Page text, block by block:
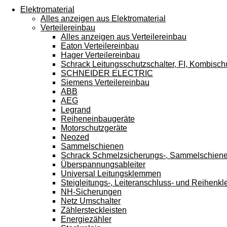
können
Touch-
und
Streichgesten
verwenden.
Elektromaterial
Alles anzeigen aus Elektromaterial
Verteilereinbau
Alles anzeigen aus Verteilereinbau
Eaton Verteilereinbau
Hager Verteilereinbau
Schrack Leitungsschutzschalter, FI,
SCHNEIDER ELECTRIC
Siemens Verteilereinbau
ABB
AEG
Legrand
Reiheneinbaugeräte
Motorschutzgeräte
Neozed
Sammelschienen
Schrack Schmelzsicherungs-,
Überspannungsableiter
Universal Leitungsklemmen
Steigleitungs-, Leiteranschluss- und
NH-Sicherungen
Netz Umschalter
Zählersteckleisten
Energiezähler